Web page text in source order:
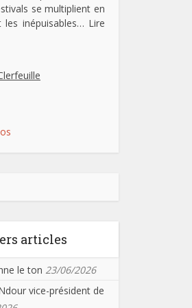
se multiplient en
les inépuisables… Lire
articles
le ton 23/06/2026
vice-président de